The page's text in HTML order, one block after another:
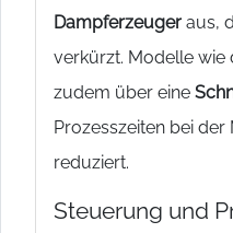
Dampferzeuger aus,
verkürzt. Modelle wie
zudem über eine
Prozesszeiten bei
reduziert.
Steuerung und